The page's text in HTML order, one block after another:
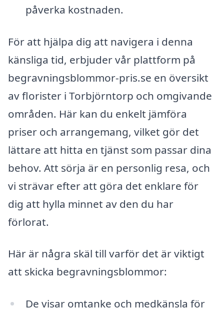
påverka kostnaden.
För att hjälpa dig att navigera i denna
känsliga tid, erbjuder vår plattform på
begravningsblommor-pris.se en översikt
av florister i Torbjörntorp och omgivande
områden. Här kan du enkelt jämföra
priser och arrangemang, vilket gör det
lättare att hitta en tjänst som passar dina
behov. Att sörja är en personlig resa, och
vi strävar efter att göra det enklare för
dig att hylla minnet av den du har
förlorat.
Här är några skäl till varför det är viktigt
att skicka begravningsblommor:
De visar omtanke och medkänsla för